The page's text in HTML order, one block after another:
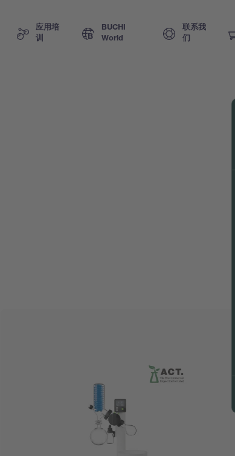
应用培
训
BUCHI
World
联系我
们